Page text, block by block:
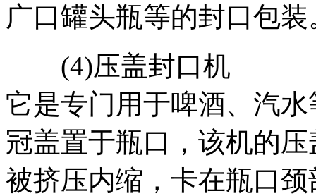
广口罐头瓶等的封口包装
(4)压盖封口机
它是专门用于啤酒、汽
冠盖置于瓶口，该机的
被挤压内缩，卡在瓶口